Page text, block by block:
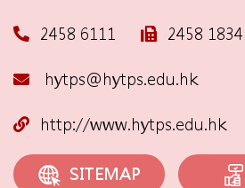
2458 6111 2458 1834
hytps@hytps.edu.hk
http://www.hytps.edu.hk
SITEMAP